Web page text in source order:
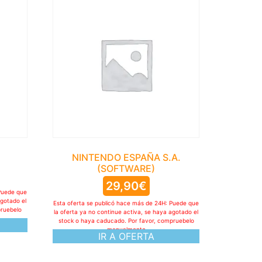
que
el
NINTENDO ESPAÑA S.A.
(SOFTWARE)
29,90€
IR A OFERTA
Esta oferta se publicó hace más de 24H: Puede que
la oferta ya no continue activa, se haya agotado el
stock o haya caducado. Por favor, compruebelo
manualmente